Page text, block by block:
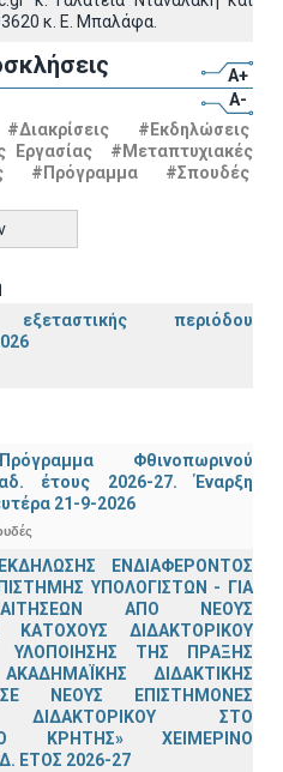
κ. Ε. Μπαλάφα.
A+
A-
#Διακρίσεις
#Εκδηλώσεις
Εργασίας
#Μεταπτυχιακές
#Πρόγραμμα
#Σπουδές
περιόδου
Φθινοπωρινού
έτους 2026-27. Έναρξη
21-9-2026
ΕΝΔΙΑΦΕΡΟΝΤΟΣ
ΥΠΟΛΟΓΙΣΤΩΝ - ΓΙΑ
ΑΠΟ ΝΕΟΥΣ
ΚΑΤΟΧΟΥΣ ΔΙΔΑΚΤΟΡΙΚΟΥ
ΥΛΟΠΟΙΗΣΗΣ ΤΗΣ ΠΡΑΞΗΣ
ΔΙΔΑΚΤΙΚΗΣ
ΣΕ ΝΕΟΥΣ ΕΠΙΣΤΗΜΟΝΕΣ
ΔΙΔΑΚΤΟΡΙΚΟΥ ΣΤΟ
ΚΡΗΤΗΣ» ΧΕΙΜΕΡΙΝΟ
ΕΤΟΣ 2026-27